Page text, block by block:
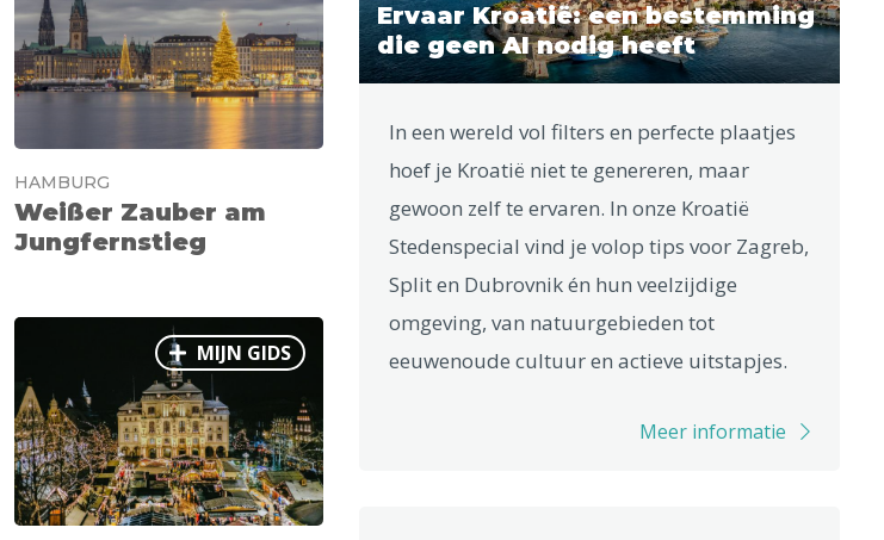
HAMBURG
Weißer Zauber am
Jungfernstieg
MIJN GIDS
Ervaar Kroatië: een bestemming
die geen AI nodig heeft
In een wereld vol filters en perfecte plaatjes
hoef je Kroatië niet te genereren, maar
gewoon zelf te ervaren. In onze Kroatië
Stedenspecial vind je volop tips voor Zagreb,
Split en Dubrovnik én hun veelzijdige
omgeving, van natuurgebieden tot
eeuwenoude cultuur en actieve uitstapjes.
Meer informatie